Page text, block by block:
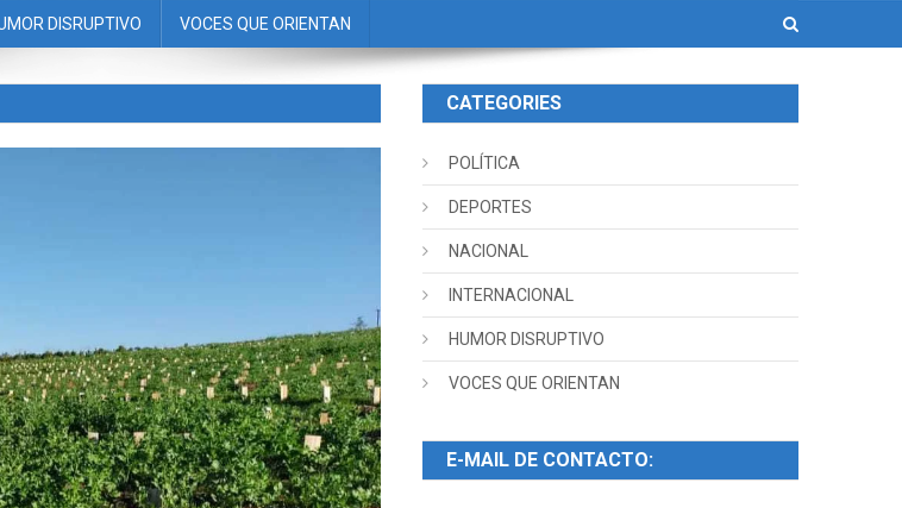
DISRUPTIVO VOCES QUE ORIENTAN
CATEGORIES
POLÍTICA
DEPORTES
NACIONAL
INTERNACIONAL
HUMOR DISRUPTIVO
VOCES QUE ORIENTAN
E-MAIL DE CONTACTO: